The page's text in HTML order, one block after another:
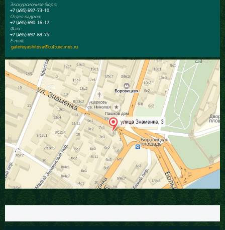
Экскурсионное бюро:
+7 (495) 697-73-10
Отдел кадров:
+7 (495) 690-16-12
Факс:
+7 (495) 697-69-75
E-mail:
galereyashilova@culture.mos.ru